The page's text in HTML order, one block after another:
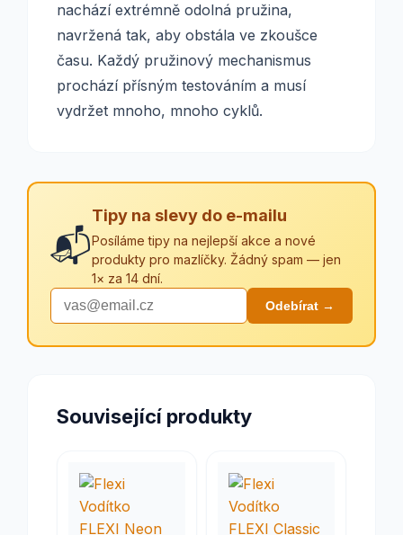
nachází extrémně odolná pružina,
navržená tak, aby obstála ve zkoušce
času. Každý pružinový mechanismus
prochází přísným testováním a musí
vydržet mnoho, mnoho cyklů.
📬
Tipy na slevy do e-mailu
Posíláme tipy na nejlepší akce a nové
produkty pro mazlíčky. Žádný spam — jen
1× za 14 dní.
Odebírat →
Související produkty